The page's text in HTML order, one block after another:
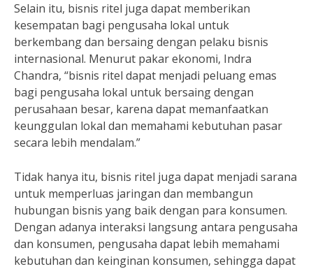
Selain itu, bisnis ritel juga dapat memberikan
kesempatan bagi pengusaha lokal untuk
berkembang dan bersaing dengan pelaku bisnis
internasional. Menurut pakar ekonomi, Indra
Chandra, “bisnis ritel dapat menjadi peluang emas
bagi pengusaha lokal untuk bersaing dengan
perusahaan besar, karena dapat memanfaatkan
keunggulan lokal dan memahami kebutuhan pasar
secara lebih mendalam.”
Tidak hanya itu, bisnis ritel juga dapat menjadi sarana
untuk memperluas jaringan dan membangun
hubungan bisnis yang baik dengan para konsumen.
Dengan adanya interaksi langsung antara pengusaha
dan konsumen, pengusaha dapat lebih memahami
kebutuhan dan keinginan konsumen, sehingga dapat